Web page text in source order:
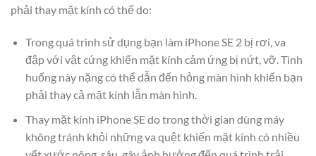
phải thay mặt kính có thể do:
Trong quá trình sử dụng bạn làm iPhone SE 2 bị rơi, va
đập với vật cứng khiến mặt kính cảm ứng bị nứt, vỡ. Tình
huống này nặng có thể dẫn đến hỏng màn hình khiến bạn
phải thay cả mặt kính lẫn màn hình.
Thay mặt kính iPhone SE do trong thời gian dùng máy
không tránh khỏi những va quệt khiến mặt kính có nhiều